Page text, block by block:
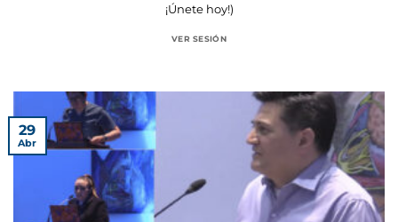
¡Únete hoy!)
VER SESIÓN
29
Abr